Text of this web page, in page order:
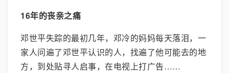
16年的丧亲之痛
邓世平失踪的最初几年，邓冷的妈妈每天落泪，一
家人问遍了邓世平认识的人，找遍了他可能去的地
方，到处贴寻人启事，在电视上打广告……